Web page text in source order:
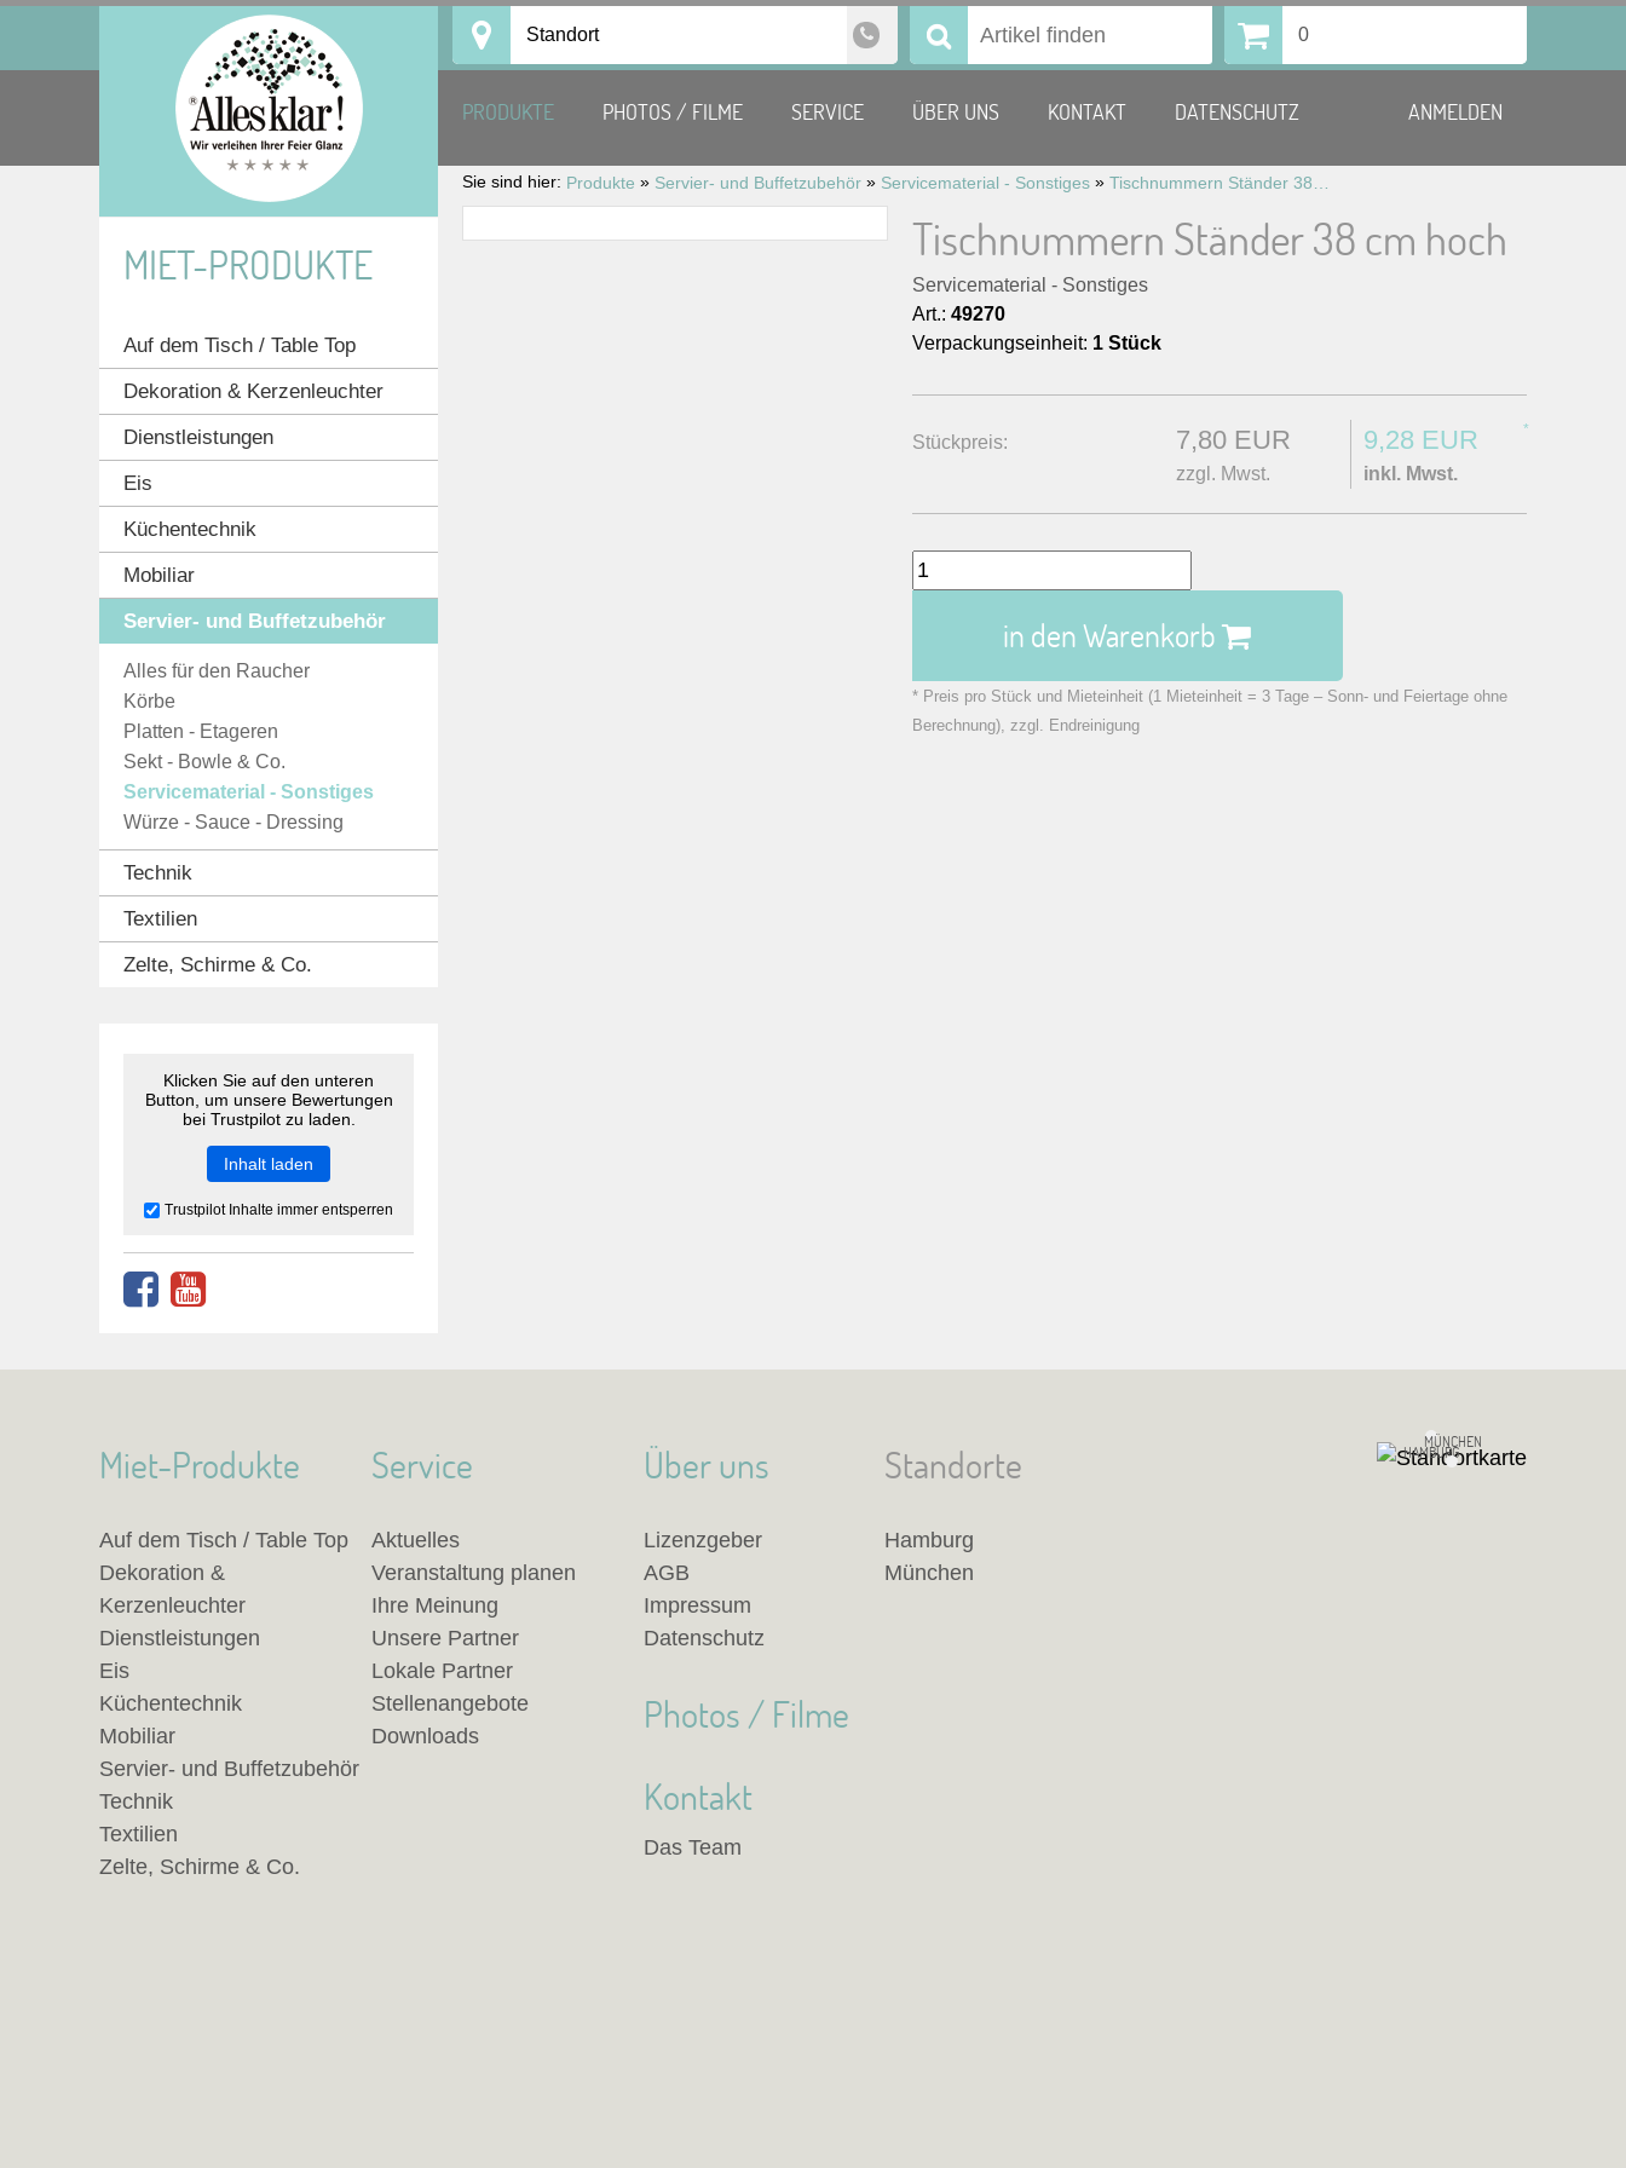
Standort Suchen 0
PRODUKTE PHOTOS / FILME SERVICE ÜBER UNS KONTAKT DATENSCHUTZ ANMELDEN
Sie sind hier: Produkte » Servier- und Buffetzubehör » Servicematerial - Sonstiges »
Tischnummern Ständer 38 cm hoch
Servicematerial - Sonstiges
Art.: 49270
Verpackungseinheit: 1 Stück
Stückpreis: 7,80 EUR
zzgl. Mwst.
9,28 EUR *
inkl. Mwst.
in den Warenkorb
* Preis pro Stück und Mieteinheit (1 Mieteinheit = 3 Tage – Sonn- und Feiertage ohne
Berechnung), zzgl. Endreinigung
MIET-PRODUKTE
Auf dem Tisch / Table Top
Dekoration & Kerzenleuchter
Dienstleistungen
Eis
Küchentechnik
Mobiliar
Servier- und Buffetzubehör
Alles für den Raucher
Körbe
Platten - Etageren
Sekt - Bowle & Co.
Servicematerial - Sonstiges
Würze - Sauce - Dressing
Technik
Textilien
Zelte, Schirme & Co.
Klicken Sie auf den unteren
Button, um unsere Bewertungen
bei Trustpilot zu laden.
Inhalt laden
Trustpilot Inhalte immer entsperren
Standorte
Hamburg
München
HAMBURG
MÜNCHEN
Miet-Produkte
Auf dem Tisch / Table Top
Dekoration &
Kerzenleuchter
Dienstleistungen
Eis
Küchentechnik
Mobiliar
Servier- und Buffetzubehör
Technik
Textilien
Zelte, Schirme & Co.
Service
Aktuelles
Veranstaltung planen
Ihre Meinung
Unsere Partner
Lokale Partner
Stellenangebote
Downloads
Über uns
Lizenzgeber
AGB
Impressum
Datenschutz
Photos / Filme
Kontakt
Das Team